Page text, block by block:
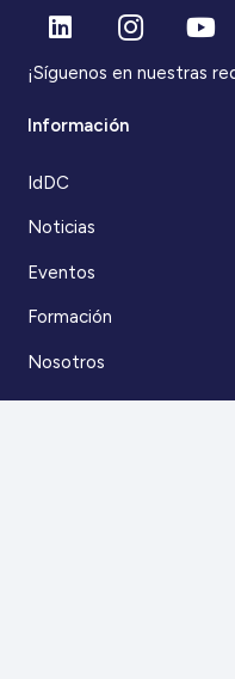
¡Síguenos en nuestras
Información
IdDC
Noticias
Eventos
Formación
Nosotros